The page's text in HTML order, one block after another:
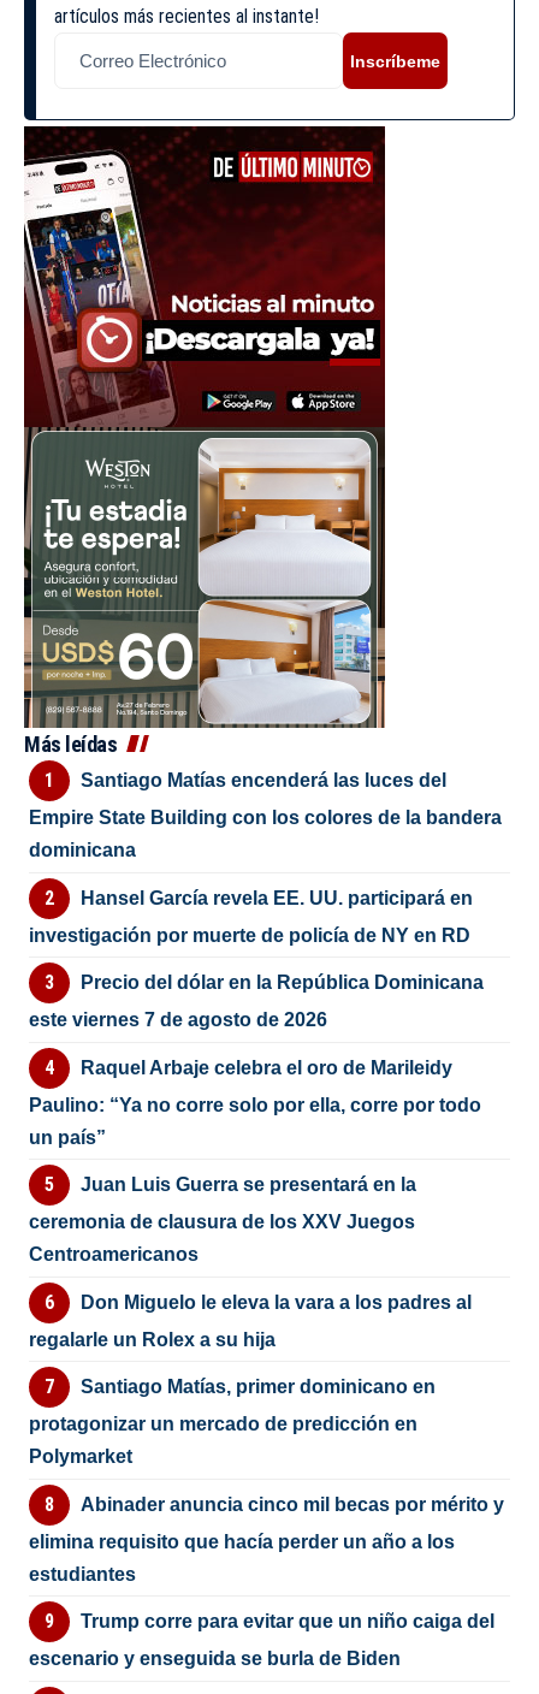
artículos más recientes al instante!
Inscríbeme
Más leídas
Santiago Matías encenderá las luces del
Empire State Building con los colores de la bandera
dominicana
Hansel García revela EE. UU. participará en
investigación por muerte de policía de NY en RD
Precio del dólar en la República Dominicana
este viernes 7 de agosto de 2026
Raquel Arbaje celebra el oro de Marileidy
Paulino: “Ya no corre solo por ella, corre por todo
un país”
Juan Luis Guerra se presentará en la
ceremonia de clausura de los XXV Juegos
Centroamericanos
Don Miguelo le eleva la vara a los padres al
regalarle un Rolex a su hija
Santiago Matías, primer dominicano en
protagonizar un mercado de predicción en
Polymarket
Abinader anuncia cinco mil becas por mérito y
elimina requisito que hacía perder un año a los
estudiantes
Trump corre para evitar que un niño caiga del
escenario y enseguida se burla de Biden